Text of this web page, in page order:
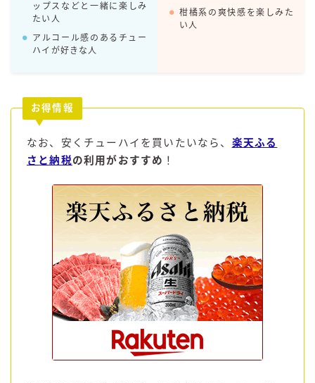
楽天
コラム
ップスなどと一緒に楽しみ
たい人
アルコール感のあるチュー
ハイが好きな人
柑橘系の爽快感を楽しみた
い人
お得情報
なお、安くチューハイを買いたいなら、 楽天ふる
さと納税の利用がおすすめ ！